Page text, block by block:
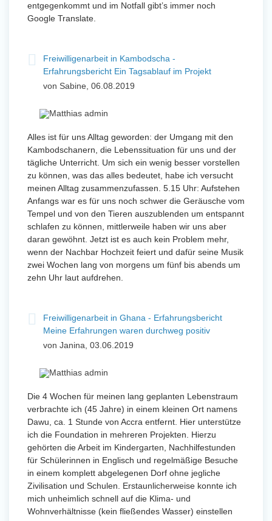
entgegenkommt und im Notfall gibt’s immer noch
Google Translate.
Freiwilligenarbeit in Kambodscha -
Erfahrungsbericht Ein Tagsablauf im Projekt
von Sabine, 06.08.2019
Alles ist für uns Alltag geworden: der Umgang mit den
Kambodschanern, die Lebenssituation für uns und der
tägliche Unterricht. Um sich ein wenig besser vorstellen
zu können, was das alles bedeutet, habe ich versucht
meinen Alltag zusammenzufassen. 5.15 Uhr: Aufstehen
Anfangs war es für uns noch schwer die Geräusche vom
Tempel und von den Tieren auszublenden um entspannt
schlafen zu können, mittlerweile haben wir uns aber
daran gewöhnt. Jetzt ist es auch kein Problem mehr,
wenn der Nachbar Hochzeit feiert und dafür seine Musik
zwei Wochen lang von morgens um fünf bis abends um
zehn Uhr laut aufdrehen.
Freiwilligenarbeit in Ghana - Erfahrungsbericht
Meine Erfahrungen waren durchweg positiv
von Janina, 03.06.2019
Die 4 Wochen für meinen lang geplanten Lebenstraum
verbrachte ich (45 Jahre) in einem kleinen Ort namens
Dawu, ca. 1 Stunde von Accra entfernt. Hier unterstütze
ich die Foundation in mehreren Projekten. Hierzu
gehörten die Arbeit im Kindergarten, Nachhilfestunden
für Schülerinnen in Englisch und regelmäßige Besuche
in einem komplett abgelegenen Dorf ohne jegliche
Zivilisation und Schulen. Erstaunlicherweise konnte ich
mich unheimlich schnell auf die Klima- und
Wohnverhältnisse (kein fließendes Wasser) einstellen